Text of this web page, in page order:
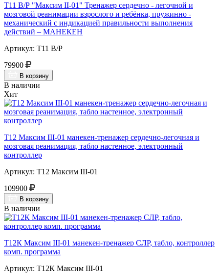
Т11 В/Р "Максим II-01" Тренажер сердечно - легочной и
мозговой реанимации взрослого и ребёнка, пружинно -
механический с индикацией правильности выполнения
действий – МАНЕКЕН
Артикул: Т11 В/Р
79900
В корзину
В наличии
Хит
Т12 Максим III-01 манекен-тренажер сердечно-легочная и
мозговая реанимация, табло настенное, электронный
контроллер
Артикул: Т12 Максим III-01
109900
В корзину
В наличии
Т12К Максим III-01 манекен-тренажер СЛР, табло, контроллер
комп. программа
Артикул: Т12К Максим III-01